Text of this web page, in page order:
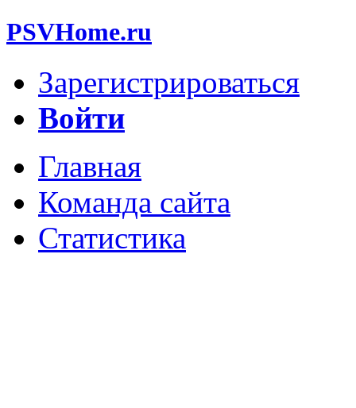
PSVHome.ru
Зарегистрироваться
Войти
Главная
Команда сайта
Статистика